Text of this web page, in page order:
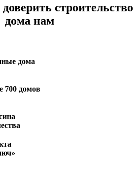
строительство
дома нам
дома
700 домов